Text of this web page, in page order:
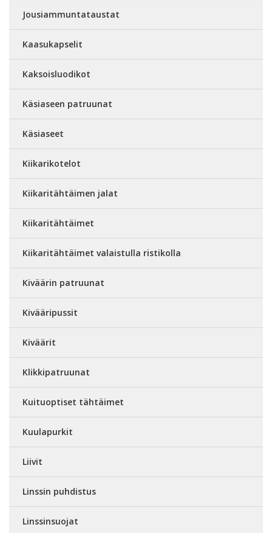
Jousiammuntataustat
Kaasukapselit
Kaksoisluodikot
Käsiaseen patruunat
Käsiaseet
Kiikarikotelot
Kiikaritähtäimen jalat
Kiikaritähtäimet
Kiikaritähtäimet valaistulla ristikolla
Kiväärin patruunat
Kivääripussit
Kiväärit
Klikkipatruunat
Kuituoptiset tähtäimet
Kuulapurkit
Liivit
Linssin puhdistus
Linssinsuojat